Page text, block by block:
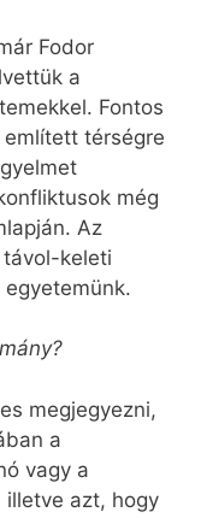
Fodor
a
Fontos
térségre
még
Az
keleti
megjegyezni,
a
vagy a
illetve azt, hogy